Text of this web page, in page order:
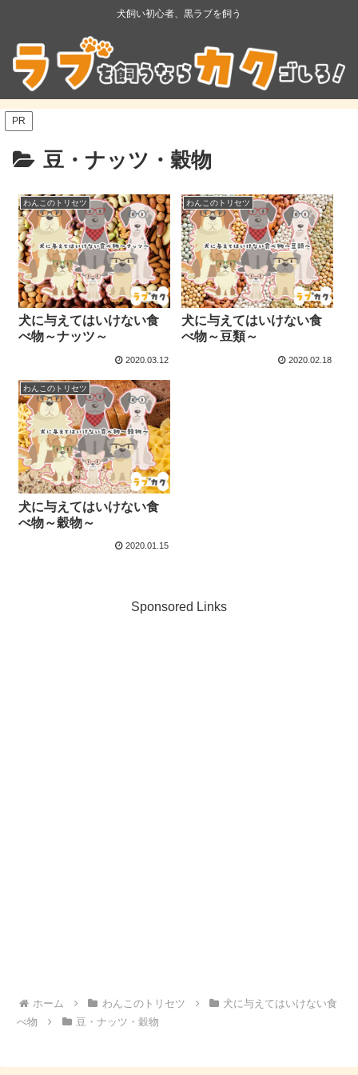
犬飼い初心者、黒ラブを飼う
PR
豆・ナッツ・穀物
わんこのトリセツ
犬に与えてはいけない食
べ物～ナッツ～
2020.03.12
わんこのトリセツ
犬に与えてはいけない食
べ物～豆類～
2020.02.18
わんこのトリセツ
犬に与えてはいけない食
べ物～穀物～
2020.01.15
Sponsored Links
ホーム わんこのトリセツ
犬に与えてはいけない食
べ物
豆・ナッツ・穀物